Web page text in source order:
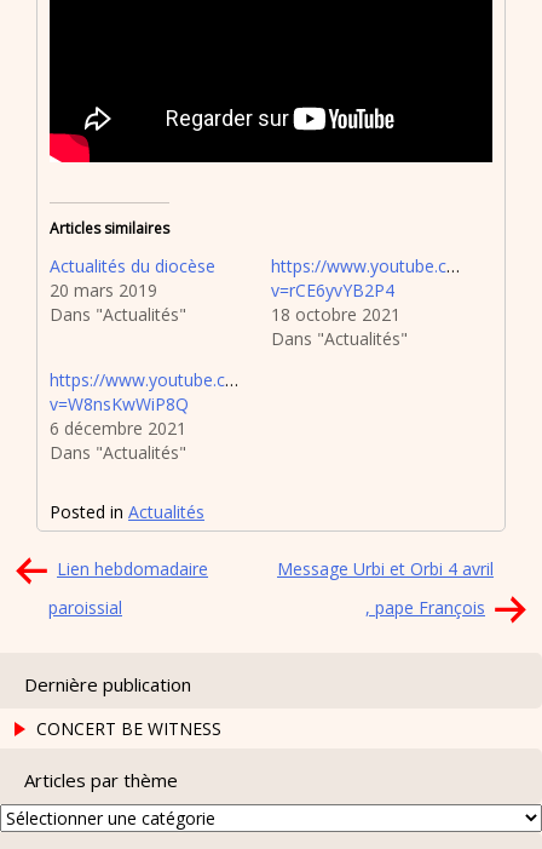
Articles similaires
Actualités du diocèse
20 mars 2019
Dans "Actualités"
https://www.youtube.com/watch?
v=rCE6yvYB2P4
18 octobre 2021
Dans "Actualités"
https://www.youtube.com/watch?
v=W8nsKwWiP8Q
6 décembre 2021
Dans "Actualités"
Posted in Actualités
Navigation
de
Lien hebdomadaire
paroissial
Message Urbi et Orbi 4 avril
, pape François
Dernière publication
CONCERT BE WITNESS
Articles par thème
Articles